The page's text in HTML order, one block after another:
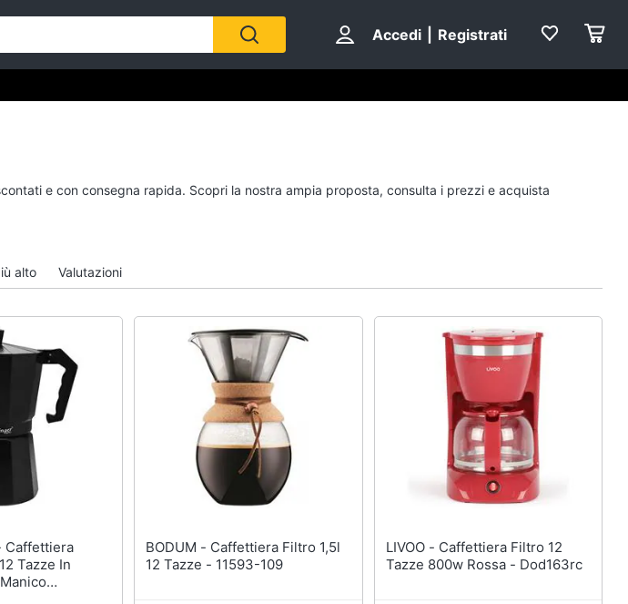
Accedi Registrati
e con consegna rapida. Scopri la nostra ampia proposta, consulta i prezzi e acquista
alto Valutazioni
Tazze In
BODUM - Caffettiera Filtro 1,5l
12 Tazze - 11593-109
LIVOO - Caffettiera Filtro 12
Tazze 800w Rossa - Dod163rc